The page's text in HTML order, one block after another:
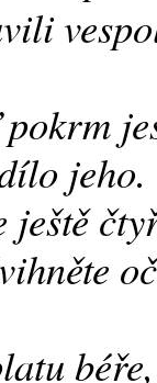
jeho.
ještě